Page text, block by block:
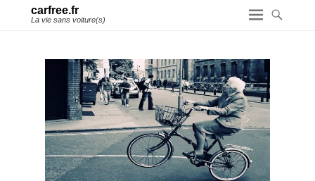
carfree.fr
La vie sans voiture(s)